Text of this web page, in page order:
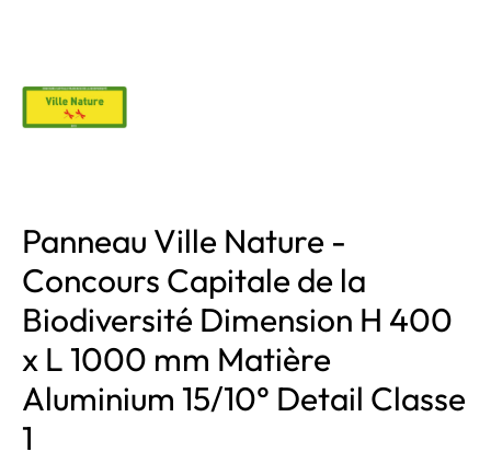
Panneau Ville Nature -
Concours Capitale de la
Biodiversité Dimension H 400
x L 1000 mm Matière
Aluminium 15/10° Detail Classe
1